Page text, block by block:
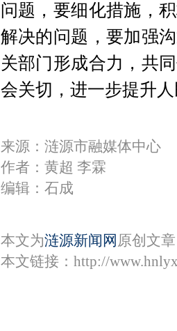
问题，要细化措施，
解决的问题，要加强
关部门形成合力，共
会关切，进一步提升
来源：涟源市融媒体中心
作者：黄超 李霖
编辑：石成
本文为涟源新闻网 原创文
本文链接： http://